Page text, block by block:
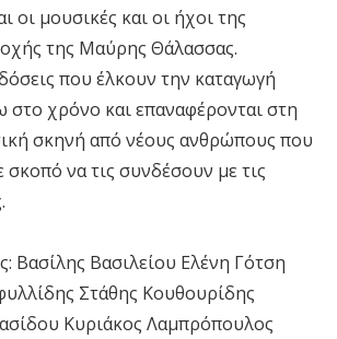
οι μουσικές και οι ήχοι της
της Μαύρης Θάλασσας.
που έλκουν την καταγωγή
στο χρόνο και επαναφέρονται στη
σκηνή από νέους ανθρώπους που
σκοπό να τις συνδέσουν με τις
Βασίλης Βασιλείου Ελένη Γότση
Στάθης Κουθουρίδης
Κυριάκος Λαμπρόπουλος